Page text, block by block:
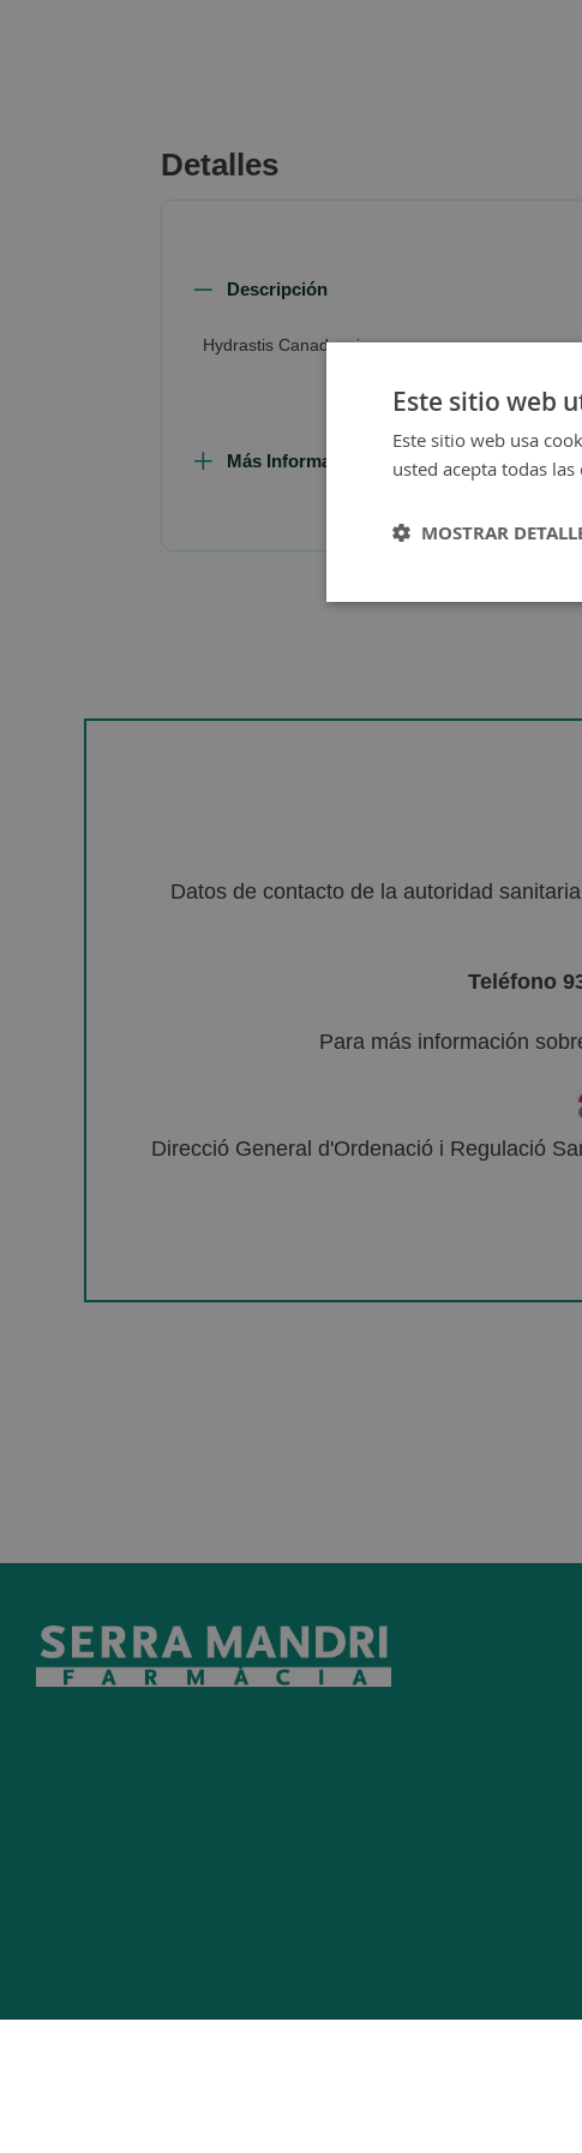
Detalles
Descripción
Hydrastis Canadensis
Más Información
Datos de contacto de la autoridad
Teléfono
Para más información
Direcció General d'Ordenació i Regulació
Este sitio web
Este sitio web usa
usted acepta todas
MOSTRAR